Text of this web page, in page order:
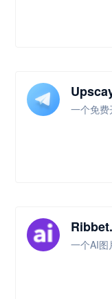
一个免
一个AI图